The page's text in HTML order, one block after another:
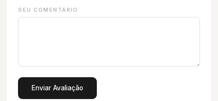
SEU COMENTÁRIO
Enviar Avaliação